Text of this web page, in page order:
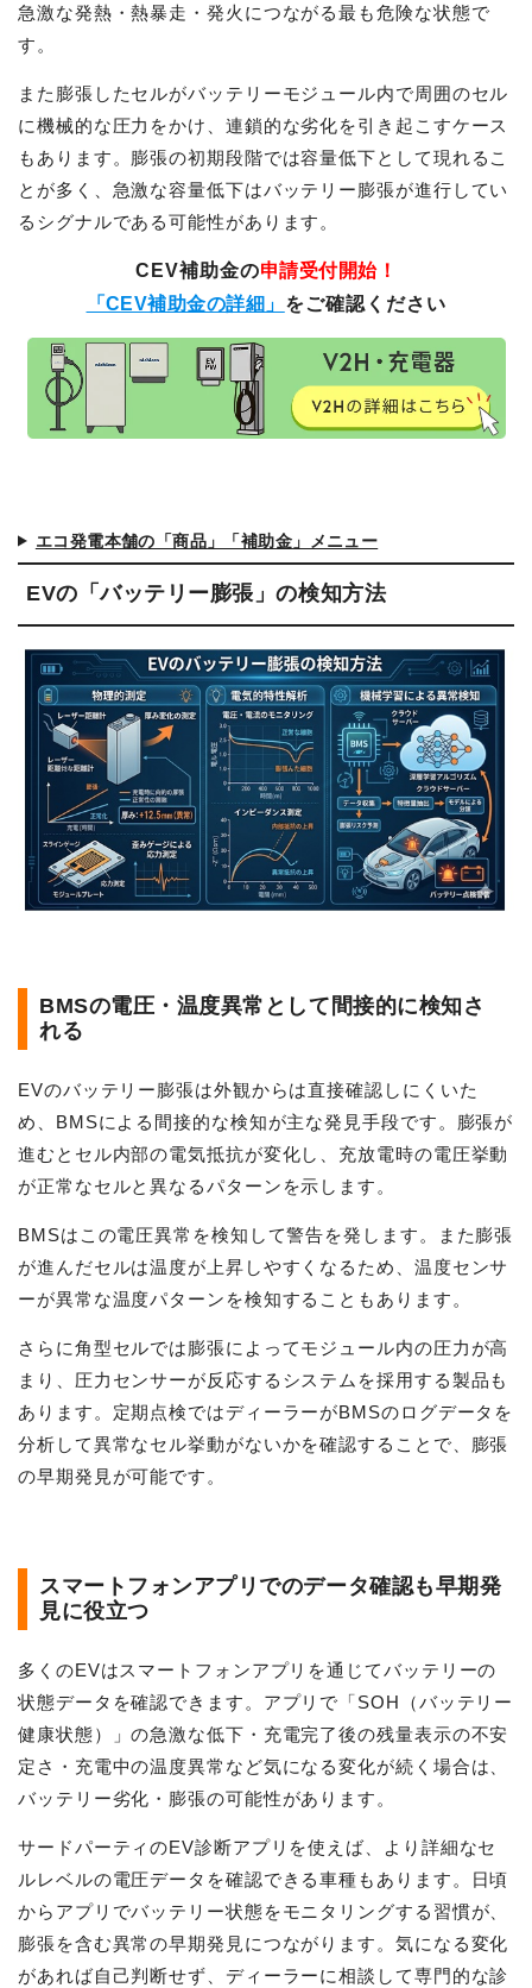
急激な発熱・熱暴走・発火につながる最も危険な状態で
す。
また膨張したセルがバッテリーモジュール内で周囲のセル
に機械的な圧力をかけ、連鎖的な劣化を引き起こすケース
もあります。膨張の初期段階では容量低下として現れるこ
とが多く、急激な容量低下はバッテリー膨張が進行してい
るシグナルである可能性があります。
CEV補助金の申請受付開始！
「CEV補助金の詳細」 をご確認ください
エコ発電本舗の「商品」「補助金」メニュー
EVの「バッテリー膨張」の検知方法
BMSの電圧・温度異常として間接的に検知さ
れる
EVのバッテリー膨張は外観からは直接確認しにくいた
め、BMSによる間接的な検知が主な発見手段です。膨張が
進むとセル内部の電気抵抗が変化し、充放電時の電圧挙動
が正常なセルと異なるパターンを示します。
BMSはこの電圧異常を検知して警告を発します。また膨張
が進んだセルは温度が上昇しやすくなるため、温度センサ
ーが異常な温度パターンを検知することもあります。
さらに角型セルでは膨張によってモジュール内の圧力が高
まり、圧力センサーが反応するシステムを採用する製品も
あります。定期点検ではディーラーがBMSのログデータを
分析して異常なセル挙動がないかを確認することで、膨張
の早期発見が可能です。
スマートフォンアプリでのデータ確認も早期発
見に役立つ
多くのEVはスマートフォンアプリを通じてバッテリーの
状態データを確認できます。アプリで「SOH（バッテリー
健康状態）」の急激な低下・充電完了後の残量表示の不安
定さ・充電中の温度異常など気になる変化が続く場合は、
バッテリー劣化・膨張の可能性があります。
サードパーティのEV診断アプリを使えば、より詳細なセ
ルレベルの電圧データを確認できる車種もあります。日頃
からアプリでバッテリー状態をモニタリングする習慣が、
膨張を含む異常の早期発見につながります。気になる変化
があれば自己判断せず、ディーラーに相談して専門的な診